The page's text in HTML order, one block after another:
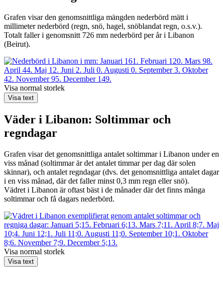
Grafen visar den genomsnittliga mängden nederbörd mätt i
millimeter nederbörd (regn, snö, hagel, snöblandat regn, o.s.v.).
Totalt faller i genomsnitt 726 mm nederbörd per år i Libanon
(Beirut).
Visa normal storlek
Visa text
Väder i Libanon: Soltimmar och
regndagar
Grafen visar det genomsnittliga antalet soltimmar i Libanon under en
viss månad (soltimmar är det antalet timmar per dag där solen
skinnar), och antalet regndagar (dvs. det genomsnittliga antalet dagar
i en viss månad, där det faller minst 0,3 mm regn eller snö).
Vädret i Libanon är oftast bäst i de månader där det finns många
soltimmar och få dagars nederbörd.
Visa normal storlek
Visa text